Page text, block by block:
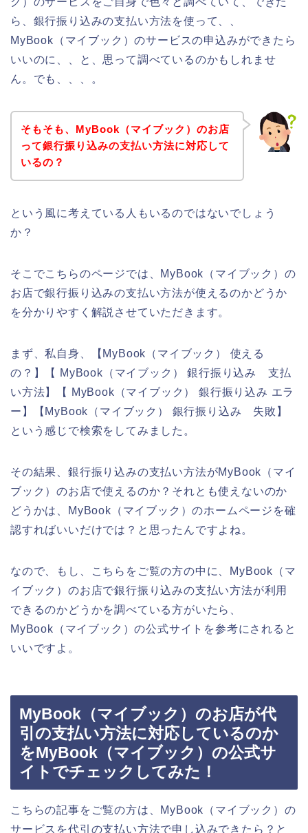
ら、銀行振り込みの支払い方法を使って、、
MyBook（マイブック）のサービスの申込みができたら
いいのに、、と、思って調べているのかもしれませ
ん。でも、、、。
そもそも、MyBook（マイブック）のお店
って銀行振り込みの支払い方法に対応して
いるの？
という風に考えている人もいるのではないでしょう
か？
そこでこちらのページでは、MyBook（マイブック）の
お店で銀行振り込みの支払い方法が使えるのかどうか
を分かりやすく解説させていただきます。
まず、私自身、【MyBook（マイブック） 使える
の？】【 MyBook（マイブック） 銀行振り込み 支払
い方法】【 MyBook（マイブック） 銀行振り込み エラ
ー】【MyBook（マイブック） 銀行振り込み 失敗】
という感じで検索をしてみました。
その結果、銀行振り込みの支払い方法がMyBook（マイ
ブック）のお店で使えるのか？それとも使えないのか
どうかは、MyBook（マイブック）のホームページを確
認すればいいだけでは？と思ったんですよね。
なので、もし、こちらをご覧の方の中に、MyBook（マ
イブック）のお店で銀行振り込みの支払い方法が利用
できるのかどうかを調べている方がいたら、
MyBook（マイブック）の公式サイトを参考にされると
いいですよ。
MyBook（マイブック）のお店が代
引の支払い方法に対応しているのか
をMyBook（マイブック）の公式サ
イトでチェックしてみた！
こちらの記事をご覧の方は、MyBook（マイブック）の
サービスを代引の支払い方法で申し込みできたら？と